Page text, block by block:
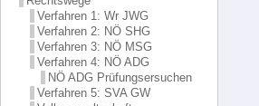
Verfahren 1: Wr JWG
Verfahren 2: NÖ SHG
Verfahren 3: NÖ MSG
Verfahren 4: NÖ ADG
NÖ ADG Prüfungsersuchen
Verfahren 5: SVA GW